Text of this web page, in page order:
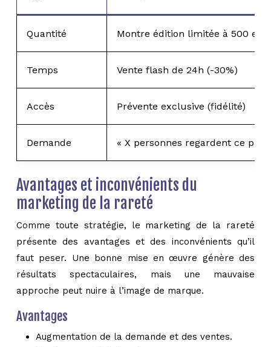
Quantité Montre édition limitée à 500
Temps Vente flash de 24h (-30%)
Accès Prévente exclusive (fidélité)
Demande « X personnes regardent ce
Avantages et inconvénients du
marketing de la rareté
Comme toute stratégie, le marketing de la rareté
présente des avantages et des inconvénients qu’il
faut peser. Une bonne mise en œuvre génère des
résultats spectaculaires, mais une mauvaise
approche peut nuire à l’image de marque.
Avantages
Augmentation de la demande et des ventes.